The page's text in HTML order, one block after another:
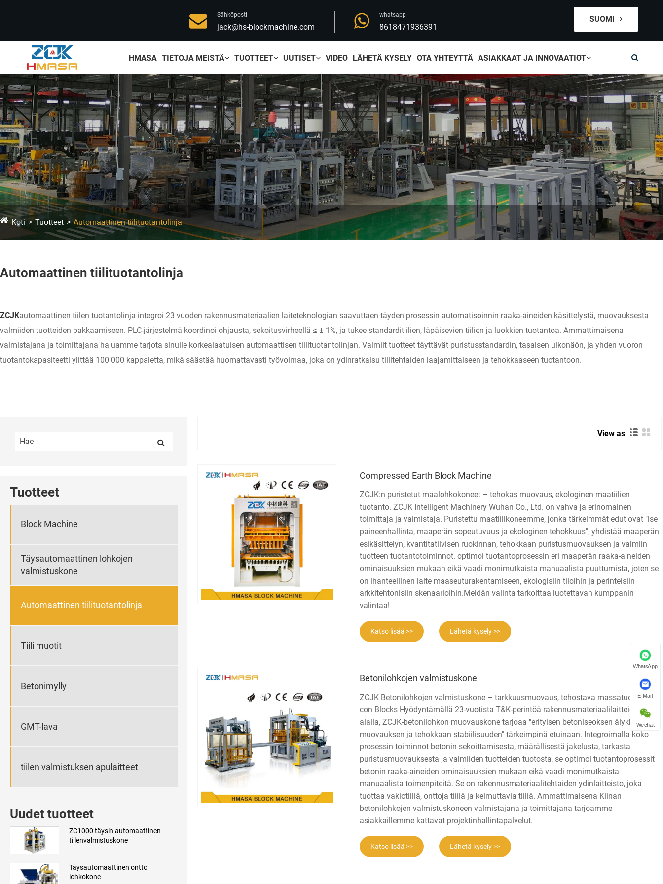
Sähköposti
jack@hs-blockmachine.com
whatsapp
8618471936391
SUOMI
HMASA TIETOJA MEISTÄ TUOTTEET UUTISET VIDEO LÄHETÄ KYSELY OTA YHTEYTTÄ ASIAKKAAT JA INNOVAATIOT
Koti Tuotteet Automaattinen tiilituotantolinja
Automaattinen tiilituotantolinja
ZCJKautomaattinen tiilen tuotantolinja integroi 23 vuoden rakennusmateriaalien laiteteknologian saavuttaen täyden prosessin automatisoinnin raaka-aineiden käsittelystä, muovauksesta
valmiiden tuotteiden pakkaamiseen. PLC-järjestelmä koordinoi ohjausta, sekoitusvirheellä ≤ ± 1%, ja tukee standarditiilien, läpäisevien tiilien ja luokkien tuotantoa. Ammattimaisena
valmistajana ja toimittajana haluamme tarjota sinulle korkealaatuisen automaattisen tiilituotantolinjan. Valmiit tuotteet täyttävät puristusstandardin, tasaisen ulkonäön, ja yhden vuoron
tuotantokapasiteetti ylittää 100 000 kappaletta, mikä säästää huomattavasti työvoimaa, joka on ydinratkaisu tiilitehtaiden laajamittaiseen ja tehokkaaseen tuotantoon.
Tuotteet
Block Machine
Täysautomaattinen lohkojen
valmistuskone
Automaattinen tiilituotantolinja
Tiili muotit
Betonimylly
GMT-lava
tiilen valmistuksen apulaitteet
Uudet tuotteet
ZC1000 täysin automaattinen
tiilenvalmistuskone
Täysautomaattinen ontto
lohkokone
View as
Compressed Earth Block Machine
ZCJK:n puristetut maalohkokoneet – tehokas muovaus, ekologinen maatiilien
tuotanto. ZCJK Intelligent Machinery Wuhan Co., Ltd. on vahva ja erinomainen
toimittaja ja valmistaja. Puristettu maatiilikoneemme, jonka tärkeimmät edut ovat "ise
paineenhallinta, maaperän sopeutuvuus ja ekologinen tehokkuus", yhdistää maaperän
esikäsittelyn, kvantitatiivisen ruokinnan, tehokkaan puristusmuovauksen ja valmiin
tuotteen tuotantotoiminnot. optimoi tuotantoprosessin eri maaperän raaka-aineiden
ominaisuuksien mukaan eikä vaadi monimutkaista manuaalista puuttumista, joten se
on ihanteellinen laite maaseuturakentamiseen, ekologisiin tiloihin ja perinteisiin
arkkitehtonisiin skenaarioihin.Meidän valinta tarkoittaa luotettavan kumppanin
valintaa!
Katso lisää >> Lähetä kysely >>
Betonilohkojen valmistuskone
ZCJK Betonilohkojen valmistuskone – tarkkuusmuovaus, tehostava massatuotannon
con Blocks Hyödyntämällä 23-vuotista T&K-perintöä rakennusmateriaalilaitteiden
alalla, ZCJK-betonilohkon muovauskone tarjoaa "erityisen betoniseoksen älykkään
muovauksen ja tehokkaan stabiilisuuden" tärkeimpinä etuinaan. Integroimalla koko
prosessin toiminnot betonin sekoittamisesta, määrällisestä jakelusta, tarkasta
puristusmuovauksesta ja valmiiden tuotteiden tuotosta, se optimoi tuotantoprosessit
betonin raaka-aineiden ominaisuuksien mukaan eikä vaadi monimutkaista
manuaalista toimenpiteitä. Se on rakennusmateriaalitehtaiden ydinlaitteisto, joka
tuottaa vakiotiiliä, onttoja tiiliä ja kelmuttavia tiiliä. Ammattimaisena Kiinan
betonilohkojen valmistuskoneen valmistajana ja toimittajana tarjoamme
asiakkaillemme kattavat projektinhallintapalvelut.
Katso lisää >> Lähetä kysely >>
WhatsApp
E-Mail
Wechat